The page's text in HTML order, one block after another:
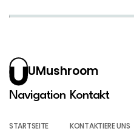
UMushroom
Navigation
STARTSEITE
Kontakt
KONTAKTIERE UNS